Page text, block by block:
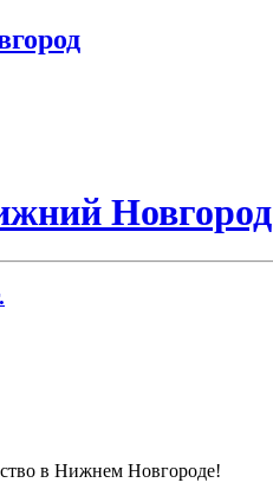
Новгород
в Нижнем Новгороде!